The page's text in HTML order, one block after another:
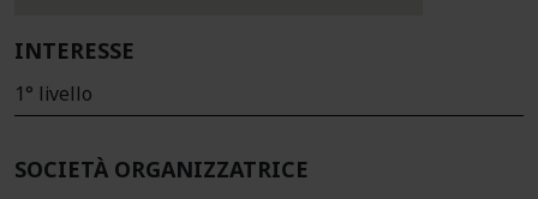
INTERESSE
1° livello
SOCIETÀ ORGANIZZATRICE